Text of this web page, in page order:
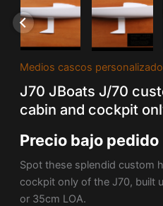
Medios cascos
J70 JBoats J/70
cabin and cockpit
Precio bajo pedido
Spot these splendid custom
cockpit only of the J70, built
or 35cm LOA.